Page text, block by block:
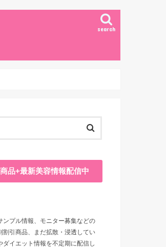
search
品+最新美容情報配信中
ンプル情報、モニター募集などの
割引商品、まだ拡散・浸透してい
ダイエット情報を不定期に配信し